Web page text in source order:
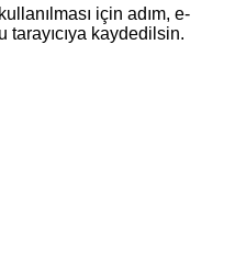
için adım, e-
kaydedilsin.